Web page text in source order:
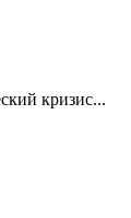
кризис...